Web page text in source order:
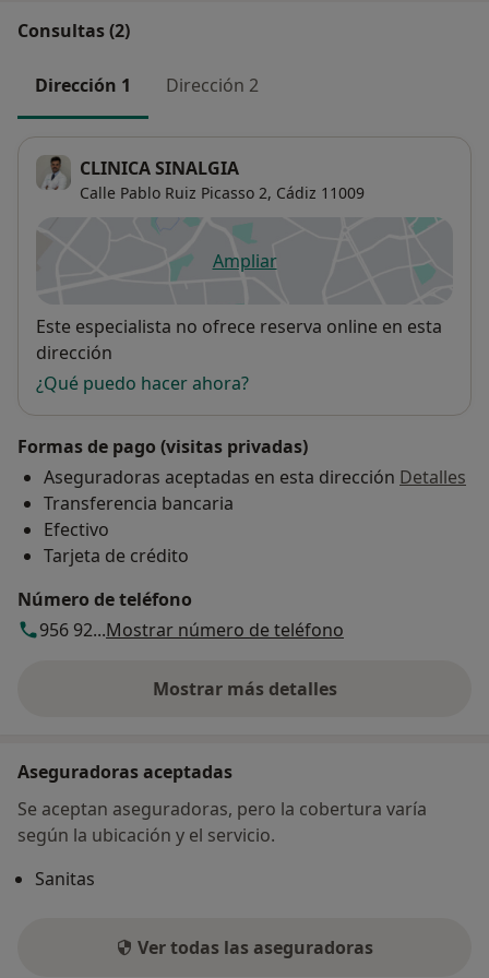
Consultas (2)
Dirección 1 Dirección 2
CLINICA SINALGIA
Calle Pablo Ruiz Picasso 2, Cádiz 11009
Ampliarse abre en una nueva
Disponibilidad
Este especialista no ofrece reserva online en esta
dirección
¿Qué puedo hacer ahora?
Formas de pago (visitas privadas)
Aseguradoras aceptadas en esta dirección Detalles
Transferencia bancaria
Efectivo
Tarjeta de crédito
Número de teléfono
956 92...Mostrar número de teléfono
Mostrar más detalles
sobre la dirección
Aseguradoras aceptadas
Se aceptan aseguradoras, pero la cobertura varía
según la ubicación y el servicio.
Sanitas
Ver todas las aseguradoras